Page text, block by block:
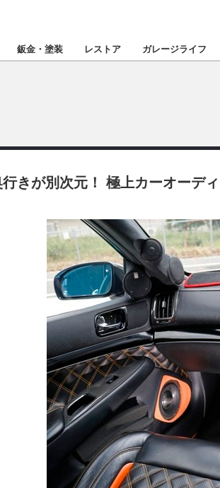
ラス認定★
ップレポート
動車豆知識
テイリング
ドライト磨き
ム・ラッピング
具合修理＆粗悪修理
鈑金・塗装 レストア ガレージライフ
きが別次元！ 極上カーオー